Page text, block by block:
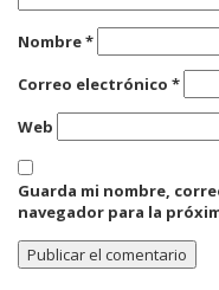
Nombre*
Correo electrónico *
Web
Guarda mi nombre,
navegador para la